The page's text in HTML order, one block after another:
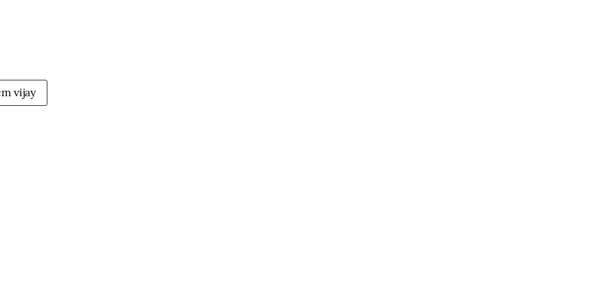
vijay